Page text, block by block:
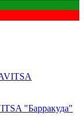
"Барракуда"